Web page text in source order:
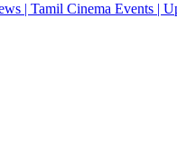
| Tamil Cinema Events |